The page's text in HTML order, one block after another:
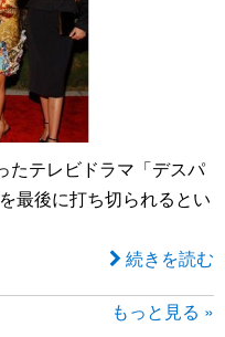
たテレビドラマ「デスパ
最後に打ち切られるとい
続きを読む
もっと見る »